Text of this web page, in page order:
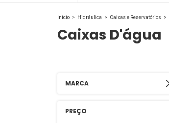
Início > Hidráulica > Caixas e Reservatórios >
Caixas D'água
MARCA
PREÇO